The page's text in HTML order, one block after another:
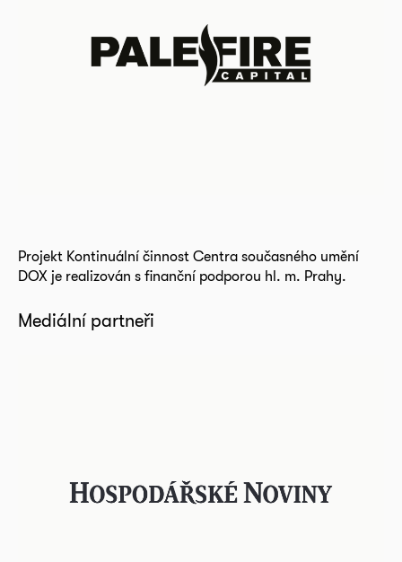
Projekt Kontinuální činnost Centra současného umění
DOX je realizován s finanční podporou hl. m. Prahy.
Mediální partneři